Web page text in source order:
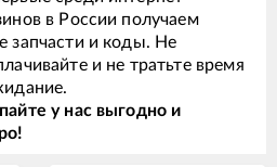
в России получаем
запчасти и коды. Не
и не тратьте время
у нас выгодно и